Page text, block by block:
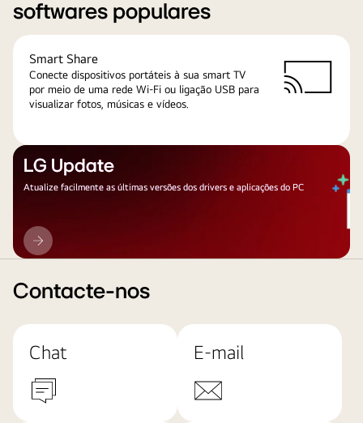
softwares populares
Smart Share
Conecte dispositivos portáteis à sua smart TV
por meio de uma rede Wi-Fi ou ligação USB para
visualizar fotos, músicas e vídeos.
LG Update
Atualize facilmente as últimas versões dos drivers e aplicações do PC
LG
Update
Contacte-nos
Chat E-mail